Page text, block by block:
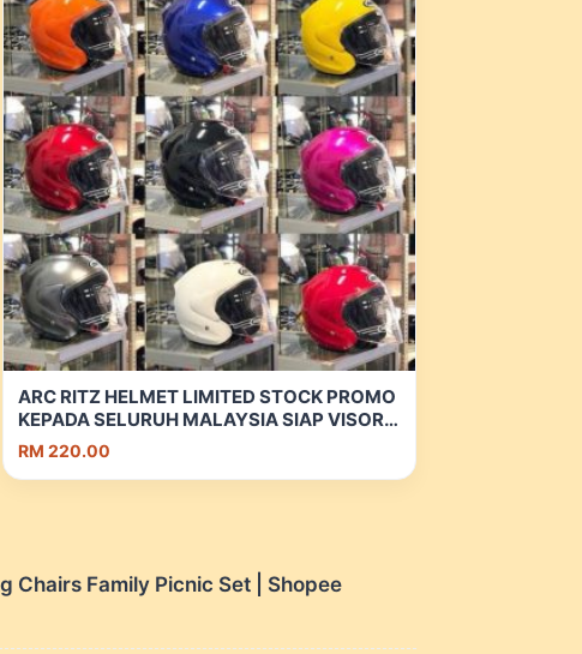
ARC RITZ HELMET LIMITED STOCK PROMO
KEPADA SELURUH MALAYSIA SIAP VISOR
TINTED IRIDIUM DAN CRYSTAL | Shopee
Malaysia
RM 220.00
Chairs Family Picnic Set | Shopee